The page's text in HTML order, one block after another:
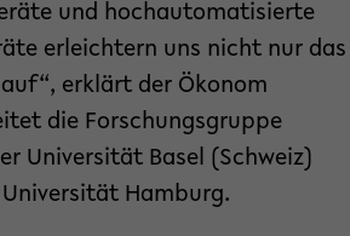
und hochautomatisierte
erleichtern uns nicht nur das
erklärt der Ökonom
die Forschungsgruppe
Universität Basel (Schweiz)
Universität Hamburg.